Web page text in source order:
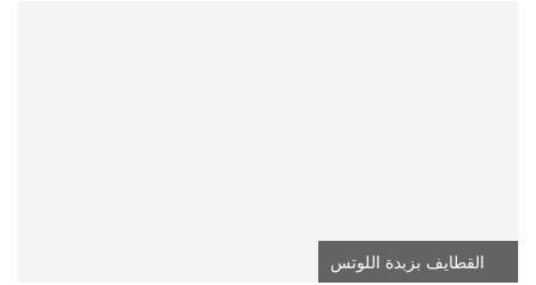
القطايف بزبدة اللوتس